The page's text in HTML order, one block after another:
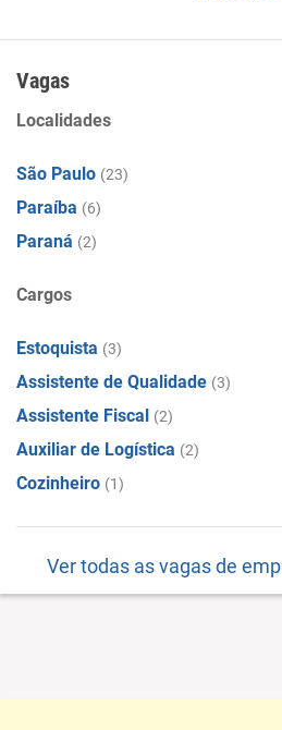
Vagas
Localidades
São Paulo (23)
Paraíba (6)
Paraná (2)
Cargos
Estoquista (3)
Assistente de Qualidade (3)
Assistente Fiscal (2)
Auxiliar de Logística (2)
Cozinheiro (1)
Ver todas as vagas de